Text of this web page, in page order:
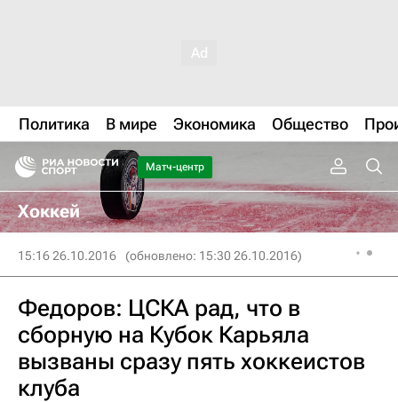
Политика В мире Экономика Общество
Матч-центр
Хоккей
15:16 26.10.2016 (обновлено: 15:30 26.10.2016)
Федоров: ЦСКА рад, что в
сборную на Кубок Карьяла
вызваны сразу пять хоккеистов
клуба